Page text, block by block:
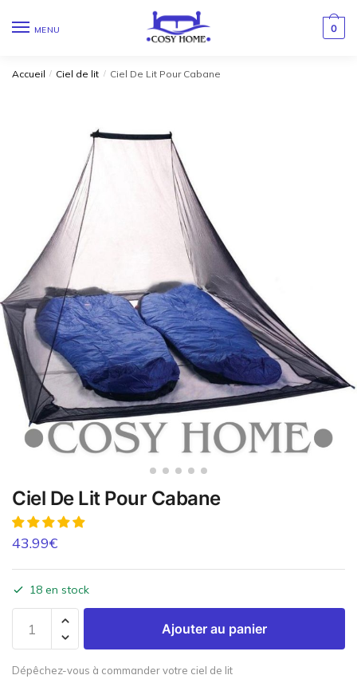
MENU 0
Accueil / Ciel de lit / Ciel De Lit Pour Cabane
Ciel De Lit Pour Cabane
43.99€
18 en stock
Ajouter au panier
Dépêchez-vous à commander votre ciel de lit